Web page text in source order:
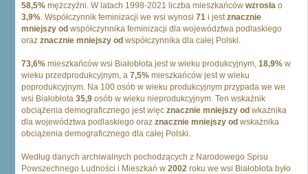
58,5% mężczyźni. W latach 1998-2021 liczba mieszkańców wzrosła o
3,9%. Współczynnik feminizacji we wsi wynosi 71 i jestznacznie
mniejszy od współczynnika feminizacji dla województwa podlaskiego
oraz znacznie mniejszy od współczynnika dla całej Polski.
73,6% mieszkańców wsi Białobłota jest w wieku produkcyjnym, 18,9% w
wieku przedprodukcyjnym, a 7,5% mieszkańców jest w wieku
poprodukcyjnym. Na 100 osób w wieku produkcyjnym przypada we we
wsi Białobłota 35,9 osób w wieku nieprodukcyjnym. Ten wskaźnik
obciążenia demograficznego jest więc znacznie mniejszy od wkażnika
dla województwa podlaskiego oraz znacznie mniejszy od wskażnika
obciążenia demograficznego dla całej Polski.
Według danych archiwalnych pochodzących z Narodowego Spisu
Powszechnego Ludności i Mieszkań w 2002 roku we wsi Białobłota było